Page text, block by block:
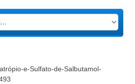
e-Sulfato-de-Salbutamol-